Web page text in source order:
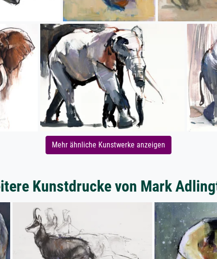
Mehr ähnliche Kunstwerke anzeigen
Kunstdrucke von Mark